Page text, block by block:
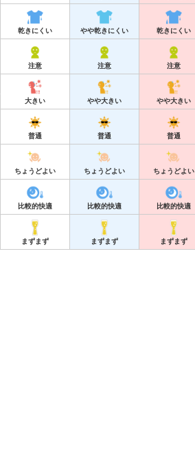
乾きにくい やや乾きにくい 乾きにくい
注意 注意 注意
大きい やや大きい やや大きい
普通 普通 普通
ちょうどよい ちょうどよい ちょうどよい
比較的快適 比較的快適 比較的快適
まずまず まずまず まずまず